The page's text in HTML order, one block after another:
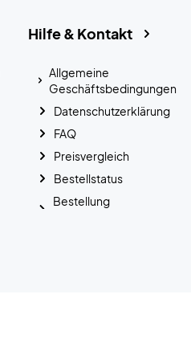
Hilfe & Kontakt
Allgemeine
Geschäftsbedingungen
Datenschutzerklärung
FAQ
Preisvergleich
Bestellstatus
Bestellung